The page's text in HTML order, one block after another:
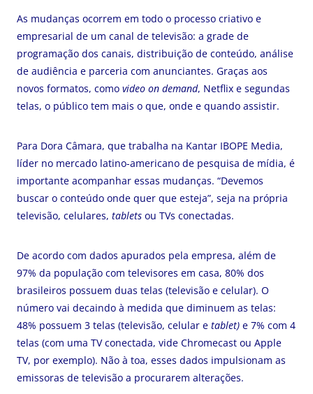
As mudanças ocorrem em todo o processo criativo e
empresarial de um canal de televisão: a grade de
programação dos canais, distribuição de conteúdo, análise
de audiência e parceria com anunciantes. Graças aos
novos formatos, como video on demand, Netflix e segundas
telas, o público tem mais o que, onde e quando assistir.
Para Dora Câmara, que trabalha na Kantar IBOPE Media,
líder no mercado latino-americano de pesquisa de mídia, é
importante acompanhar essas mudanças. “Devemos
buscar o conteúdo onde quer que esteja”, seja na própria
televisão, celulares, tablets ou TVs conectadas.
De acordo com dados apurados pela empresa, além de
97% da população com televisores em casa, 80% dos
brasileiros possuem duas telas (televisão e celular). O
número vai decaindo à medida que diminuem as telas:
48% possuem 3 telas (televisão, celular e tablet) e 7% com 4
telas (com uma TV conectada, vide Chromecast ou Apple
TV, por exemplo). Não à toa, esses dados impulsionam as
emissoras de televisão a procurarem alterações.